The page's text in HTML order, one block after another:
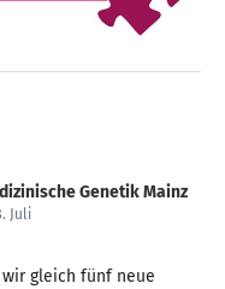
Genetik Mainz
Juli
gleich fünf neue